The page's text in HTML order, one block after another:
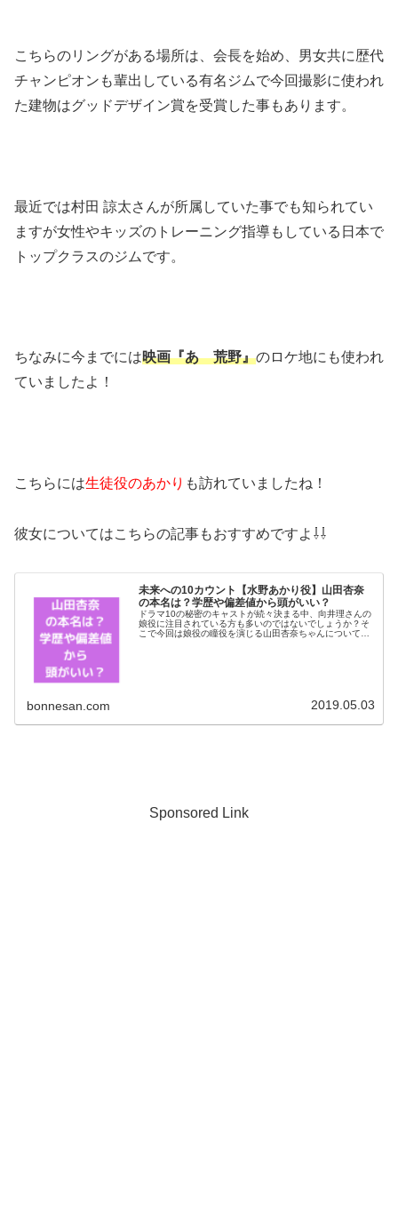
こちらのリングがある場所は、会長を始め、男女共に歴代
チャンピオンも輩出している有名ジムで今回撮影に使われ
た建物はグッドデザイン賞を受賞した事もあります。
最近では村田 諒太さんが所属していた事でも知られてい
ますが女性やキッズのトレーニング指導もしている日本で
トップクラスのジムです。
ちなみに今までには映画『あゝ荒野』のロケ地にも使われ
ていましたよ！
こちらには生徒役のあかり も訪れていましたね！
彼女についてはこちらの記事もおすすめですよ⇩⇩
未来への10カウント【水野あかり役】山田杏奈
の本名は？学歴や偏差値から頭がいい？
ドラマ10の秘密のキャストが続々決まる中、向井理さんの
娘役に注目されている方も多いのではないでしょうか？そ
こで今回は娘役の瞳役を演じる山田杏奈ちゃんについて調
bonnesan.com 2019.05.03
Sponsored Link